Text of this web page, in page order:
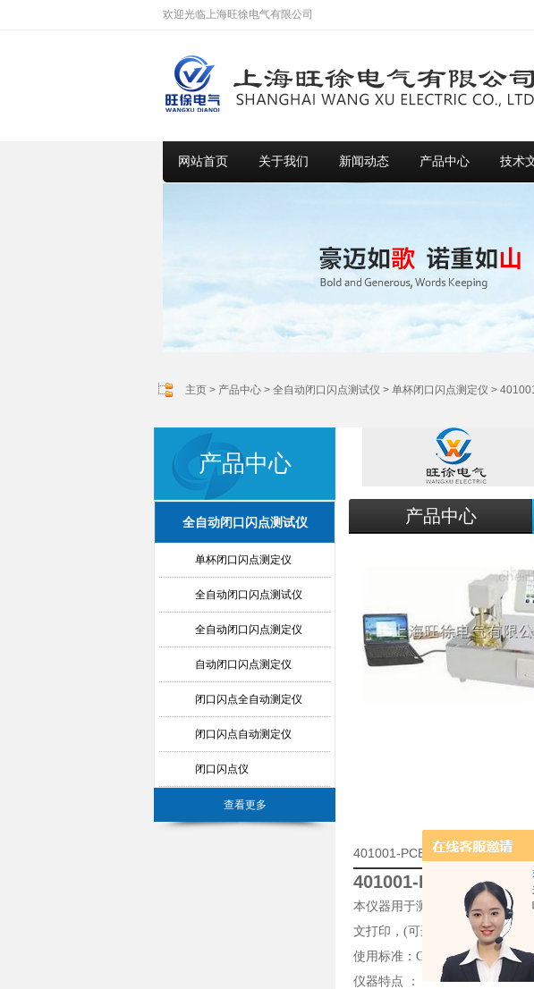
欢迎光临上海旺徐电气有限公司
网站首页 关于我们 新闻动态 产品中心 技术
主页 > 产品中心 > 全自动闭口闪点测试仪 > 单杯闭口闪点测定仪 >
产品中心
全自动闭口闪点测试仪
单杯闭口闪点测定仪
全自动闭口闪点测试仪
全自动闭口闪点测定仪
自动闭口闪点测定仪
闭口闪点全自动测定仪
闭口闪点自动测定仪
闭口闪点仪
查看更多
产品中心
401001-PCB309智能闭口闪点
401001-PCB309智能
本仪器用于测定石油产品闭口
文打印，(可选)232计算机管理
使用标准：GB/T261-2008 (可选
仪器特点 ：